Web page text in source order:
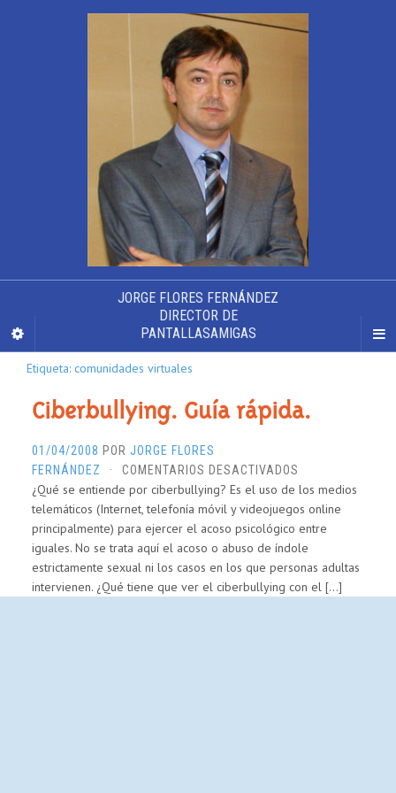
JORGE FLORES FERNÁNDEZ
DIRECTOR DE
PANTALLASAMIGAS
Etiqueta: comunidades virtuales
Ciberbullying. Guía rápida.
01/04/2008 POR JORGE FLORES
FERNÁNDEZ
· COMENTARIOS DESACTIVADOS
CIBERBULLYING.
GUÍA
RÁPIDA.
¿Qué se entiende por ciberbullying? Es el uso de los medios
telemáticos (Internet, telefonía móvil y videojuegos online
principalmente) para ejercer el acoso psicológico entre
iguales. No se trata aquí el acoso o abuso de índole
estrictamente sexual ni los casos en los que personas adultas
intervienen. ¿Qué tiene que ver el ciberbullying con el […]